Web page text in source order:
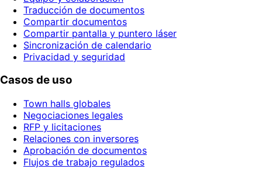
Traducción de documentos
Compartir documentos
Compartir pantalla y puntero láser
Sincronización de calendario
Privacidad y seguridad
Casos de uso
Town halls globales
Negociaciones legales
RFP y licitaciones
Relaciones con inversores
Aprobación de documentos
Flujos de trabajo regulados